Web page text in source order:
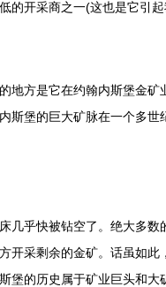
的开采商之一(这也是它引起
地方是它在约翰内斯堡金矿
斯堡的巨大矿脉在一个多世
几乎快被钻空了。绝大多数
开采剩余的金矿。话虽如此
堡的历史属于矿业巨头和大